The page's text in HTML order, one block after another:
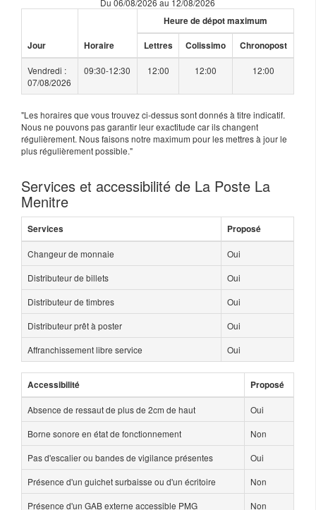
Jour Horaire
Heure de dépot maximum
Lettres Colissimo Chronopost
Vendredi :
07/08/2026
09:30-12:30 12:00 12:00 12:00
"Les horaires que vous trouvez ci-dessus sont donnés à titre indicatif.
Nous ne pouvons pas garantir leur exactitude car ils changent
régulièrement. Nous faisons notre maximum pour les mettres à jour le
plus régulièrement possible."
Services et accessibilité de La Poste La
Menitre
Services Proposé
Changeur de monnaie
Oui
Distributeur de billets
Oui
Distributeur de timbres
Oui
Distributeur prêt à poster
Oui
Affranchissement libre service
Oui
Accessibilité Proposé
Absence de ressaut de plus de 2cm de haut
Oui
Borne sonore en état de fonctionnement
Non
Pas d'escalier ou bandes de vigilance présentes
Oui
Présence d'un guichet surbaisse ou d'un écritoire
Non
Présence d'un GAB externe accessible PMG
Non